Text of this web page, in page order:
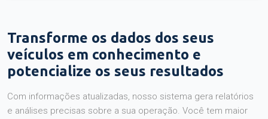
Transforme os dados dos seus
veículos em conhecimento e
potencialize os seus resultados
Com informações atualizadas, nosso sistema gera relatórios
e análises precisas sobre a sua operação. Você tem maior